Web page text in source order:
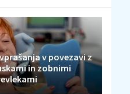
v povezavi z
in zobnimi